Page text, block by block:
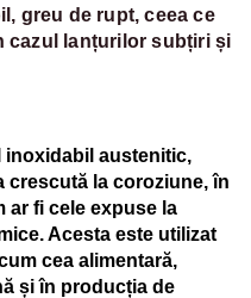
greu de rupt, ceea ce
cazul lanțurilor subțiri și
inoxidabil austenitic,
la coroziune, în
ar fi cele expuse la
Acesta este utilizat
cea alimentară,
și în producția de